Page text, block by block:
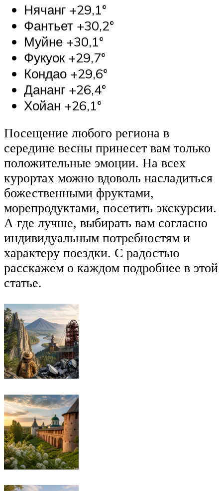
Нячанг +29,1°
Фантьет +30,2°
Муйне +30,1°
Фукуок +29,7°
Кондао +29,6°
Дананг +26,4°
Хойан +26,1°
Посещение любого региона в
середине весны принесет вам только
положительные эмоции. На всех
курортах можно вдоволь насладиться
божественными фруктами,
морепродуктами, посетить экскурсии.
А где лучше, выбирать вам согласно
индивидуальным потребностям и
характеру поездки. С радостью
расскажем о каждом подробнее в этой
статье.